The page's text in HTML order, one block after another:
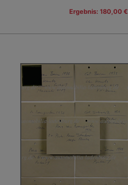
Ergebnis: 180,00 €